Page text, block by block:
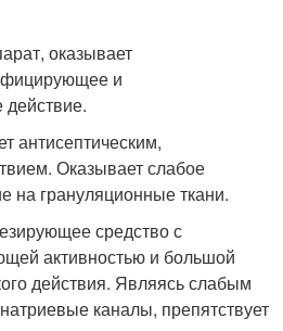
оказывает
и
антисептическим,
Оказывает слабое
на грануляционные ткани.
средство с
активностью и большой
действия. Являясь слабым
каналы, препятствует